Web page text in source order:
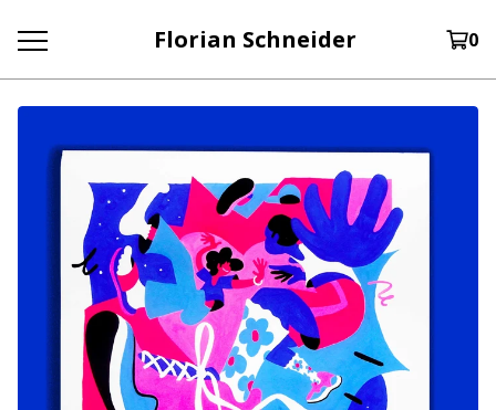
Florian Schneider 0